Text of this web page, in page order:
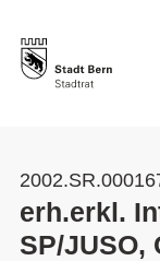
erh.erkl.
SP/JUSO,